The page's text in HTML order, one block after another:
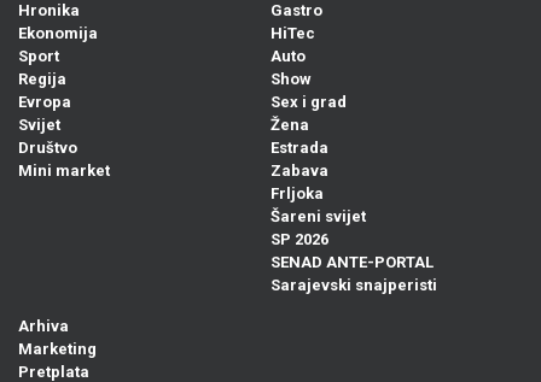
Hronika
Ekonomija
Sport
Regija
Evropa
Svijet
Društvo
Mini market
Gastro
HiTec
Auto
Show
Sex i grad
Žena
Estrada
Zabava
Frljoka
Šareni svijet
SP 2026
SENAD ANTE-PORTAL
Sarajevski snajperisti
Arhiva
Marketing
Pretplata